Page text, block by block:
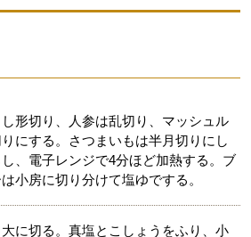
形切り、人参は乱切り、マッシュル
にする。さつまいもは半月切りにし
、電子レンジで4分ほど加熱する。ブ
小房に切り分けて塩ゆでする。
に切る。真塩とこしょうをふり、小